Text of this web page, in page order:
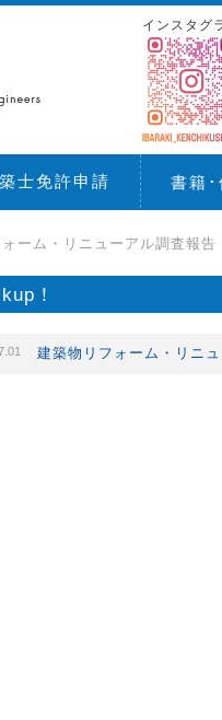
インスタグ
士免許申請 書籍･
ーム・リニューアル調査報告
！
建築物リフォーム・リニ